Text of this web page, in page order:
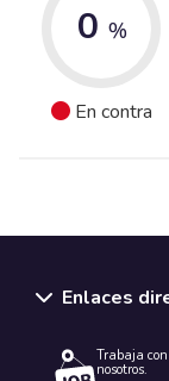
0 %
En contra
Enlaces
Trabaja con
nosotros.